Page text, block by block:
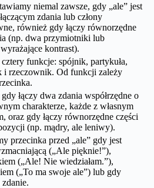
niemal zawsze, gdy „ale” jest
zdania lub człony
również gdy łączy równorzędne
(np. dwa przymiotniki lub
kontrast).
cztery funkcje: spójnik, partykuła,
rzeczownik. Od funkcji zależy
łączy dwa zdania współrzędne o
charakterze, każde z własnym
oraz gdy łączy równorzędne części
(np. mądry, ale leniwy).
przecinka przed „ale” gdy jest
(„Ale pięknie!”),
(„Ale! Nie wiedziałam.”),
(„To ma swoje ale”) lub gdy